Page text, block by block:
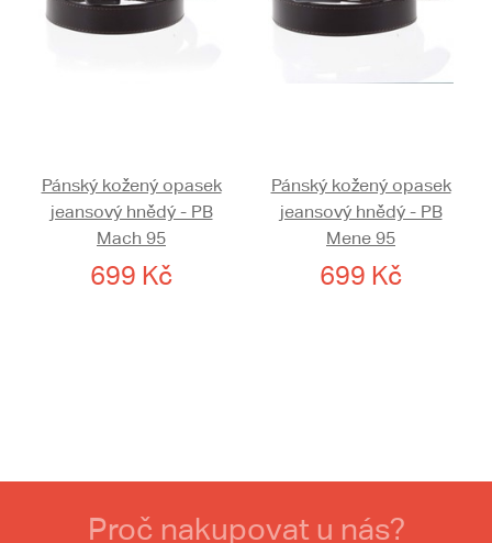
Pánský kožený opasek
jeansový hnědý - PB
Mach 95
699 Kč
Pánský kožený opasek
jeansový hnědý - PB
Mene 95
699 Kč
Proč nakupovat u nás?